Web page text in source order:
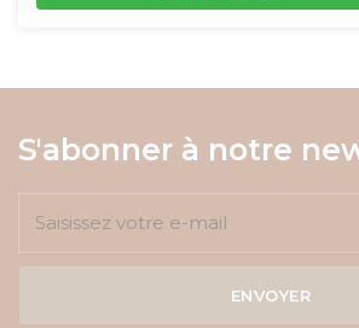
S'abonner à notre
ENVOYER